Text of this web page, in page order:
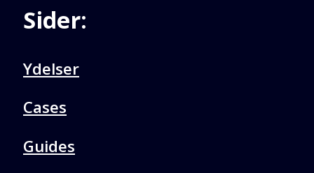
Sider:
Ydelser
Cases
Guides